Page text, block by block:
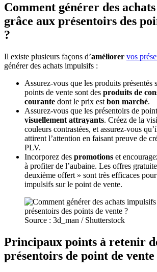
Comment générer des
grâce aux présentoirs des
?
Il existe plusieurs façons d’améliorer vos
générer des achats impulsifs :
Assurez-vous que les produits présentés
points de vente sont des produits de
courante dont le prix est bon marché.
Assurez-vous que les présentoirs de
visuellement attrayants. Créez de la
couleurs contrastées, et assurez-vous
attirent l’attention en faisant preuve de
PLV.
Incorporez des promotions et
à profiter de l’aubaine. Les offres
deuxième offert » sont très efficaces
impulsifs sur le point de vente.
Source : 3d_man / Shutterstock
Principaux points à retenir
présentoirs de point de vente